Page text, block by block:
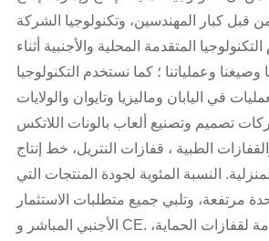
قبل كبار المهندسين، وتكنولوجيا الشركة
المتقدمة المحلية والأجنبية أثناء
وصيغنا وعملياتنا ؛ كما نستخدم التكنولوجيا
في اليابان وماليزيا وتايوان والولايات
تصميم وتصنيع ألعاب بالونات اللاتكس
الطبية ، قفازات النتريل، خط إنتاج
النسبة المئوية لجودة المنتجات التي
مرتفعة، وتلبي جميع متطلبات الاستثمار
الأجنبي المباشر و CE. التكنولوجيا المتقدمة لقفازات الحماية،